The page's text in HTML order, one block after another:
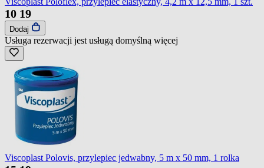
10 19
Dodaj
Usługa rezerwacji jest usługą domyślną więcej
Viscoplast Polovis, przylepiec jedwabny, 5 m x 50 mm, 1 rolka